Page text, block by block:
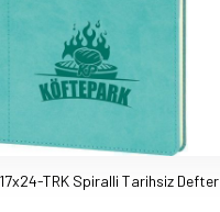
TRK Spiralli Tarihsiz Defter